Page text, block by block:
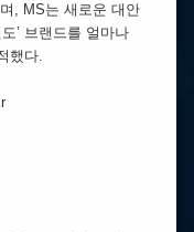
, MS는 새로운 대안
’ 브랜드를 얼마나
했다.